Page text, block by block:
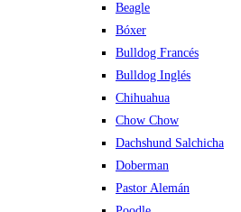
Beagle
Bóxer
Bulldog Francés
Bulldog Inglés
Chihuahua
Chow Chow
Dachshund Salchicha
Doberman
Pastor Alemán